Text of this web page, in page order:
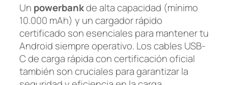
Un powerbankde alta capacidad (mínimo
10.000 mAh) y un cargador rápido
certificado son esenciales para mantener tu
Android siempre operativo. Los cables USB-
C de carga rápida con certificación oficial
también son cruciales para garantizar la